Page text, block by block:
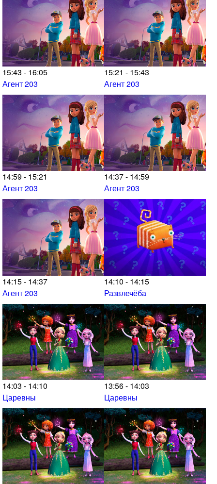
15:43 - 16:05
Агент 203
15:21 - 15:43
Агент 203
14:59 - 15:21
Агент 203
14:37 - 14:59
Агент 203
14:15 - 14:37
Агент 203
14:10 - 14:15
Развлечёба
14:03 - 14:10
Царевны
13:56 - 14:03
Царевны